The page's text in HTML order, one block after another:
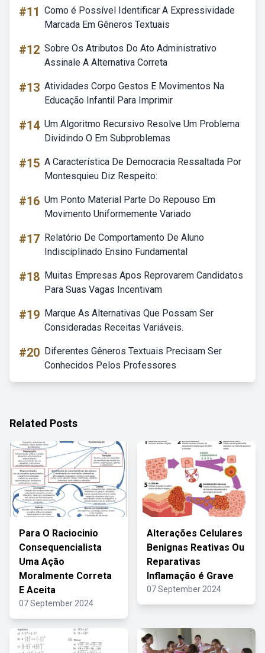
#11 Como é Possível Identificar A Expressividade
Marcada Em Gêneros Textuais
#12 Sobre Os Atributos Do Ato Administrativo
Assinale A Alternativa Correta
#13 Atividades Corpo Gestos E Movimentos Na
Educação Infantil Para Imprimir
#14 Um Algoritmo Recursivo Resolve Um Problema
Dividindo O Em Subproblemas
#15 A Característica De Democracia Ressaltada Por
Montesquieu Diz Respeito:
#16 Um Ponto Material Parte Do Repouso Em
Movimento Uniformemente Variado
#17 Relatório De Comportamento De Aluno
Indisciplinado Ensino Fundamental
#18 Muitas Empresas Apos Reprovarem Candidatos
Para Suas Vagas Incentivam
#19 Marque As Alternativas Que Possam Ser
Consideradas Receitas Variáveis.
#20 Diferentes Gêneros Textuais Precisam Ser
Conhecidos Pelos Professores
Related Posts
Para O Raciocinio
Consequencialista
Uma Ação
Moralmente Correta
E Aceita
07 September 2024
Alterações Celulares
Benignas Reativas Ou
Reparativas
Inflamação é Grave
07 September 2024